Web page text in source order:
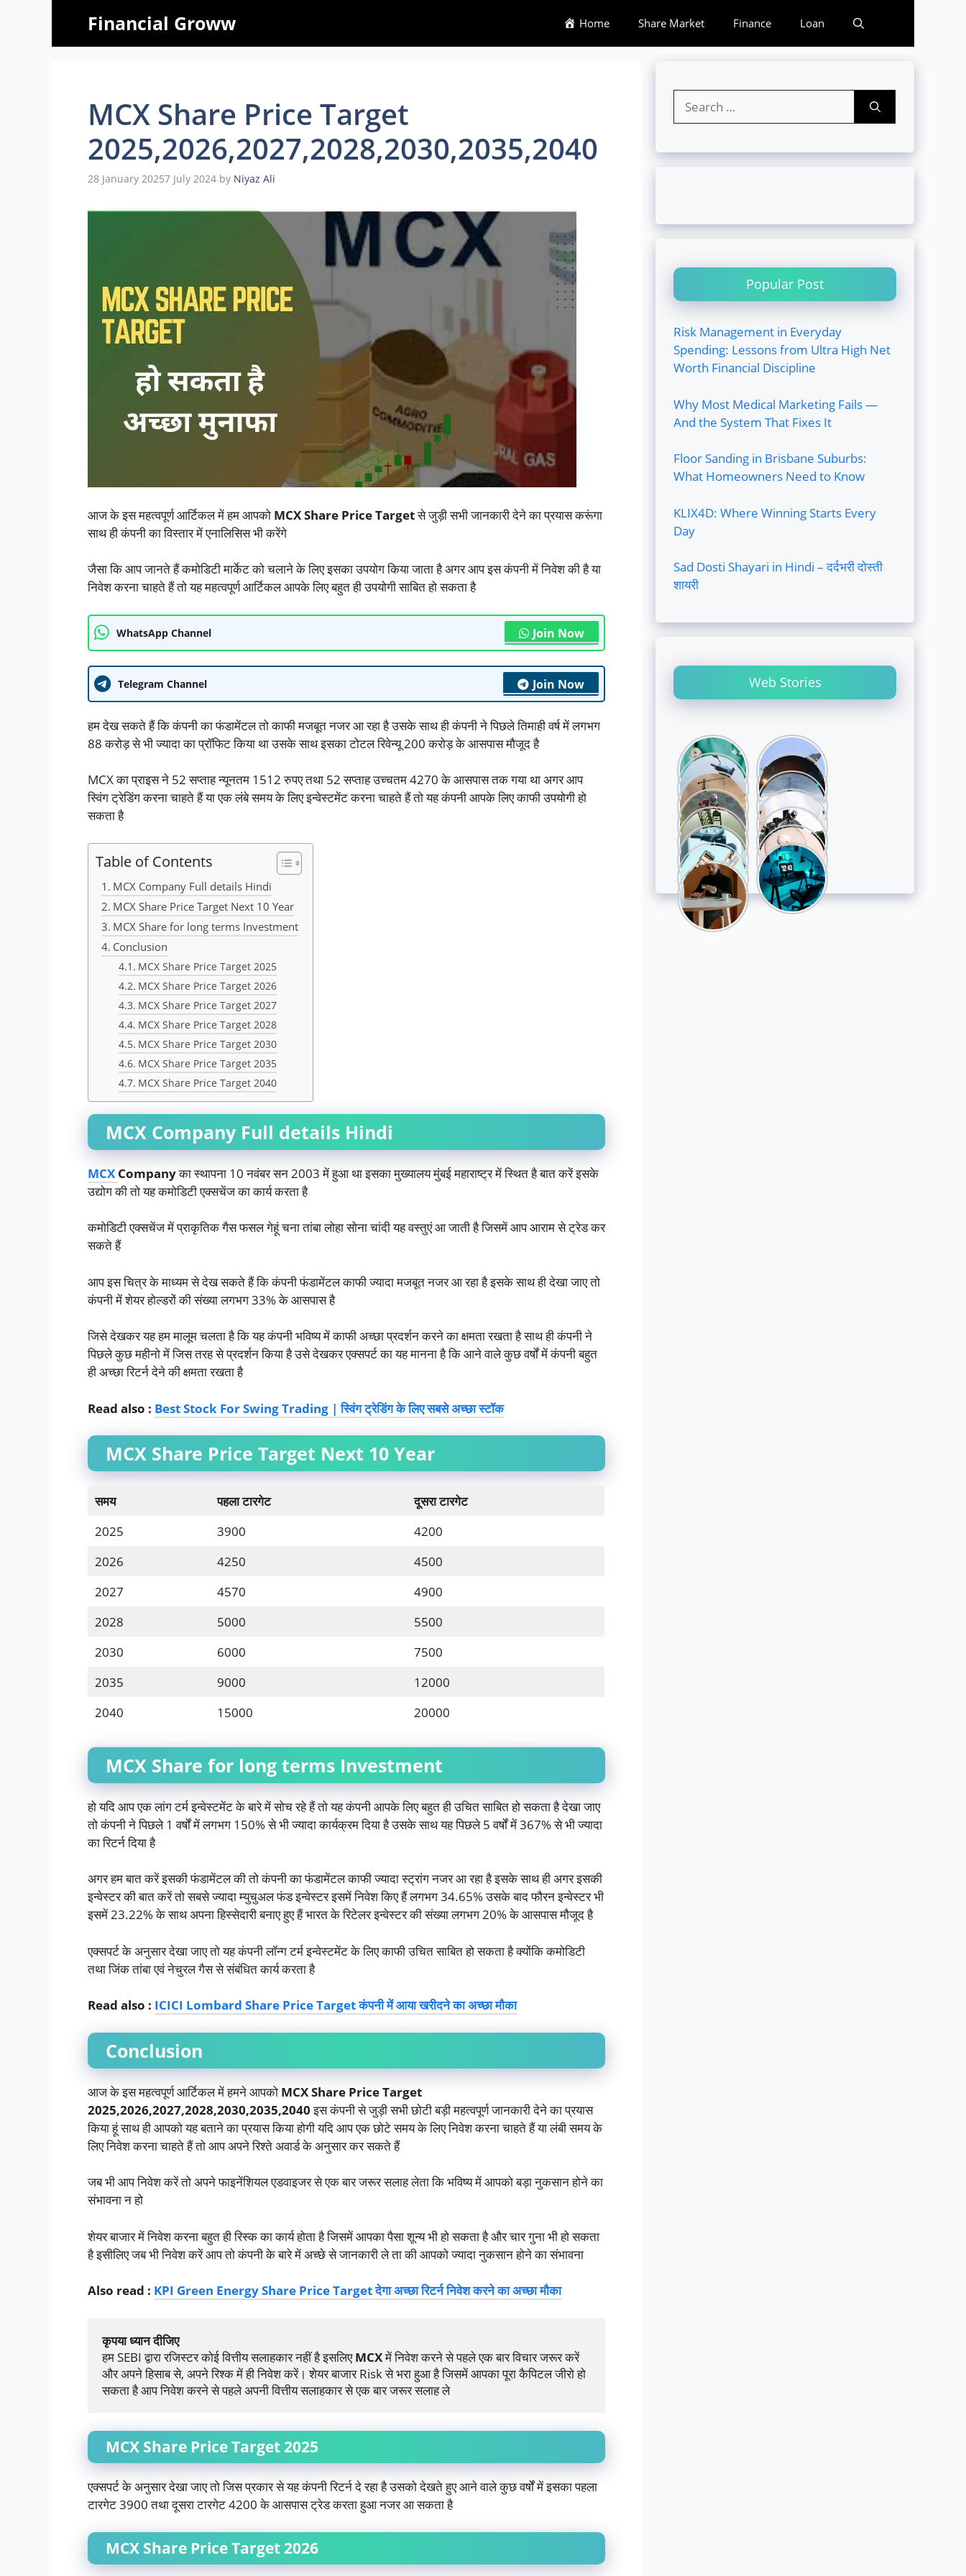
Financial Groww Home Share Market Finance Loan
MCX Share Price Target
2025,2026,2027,2028,2030,2035,2040
28 January 20257 July 2024 by Niyaz Ali
आज के इस महत्वपूर्ण आर्टिकल में हम आपको MCX Share Price Targetसे जुड़ी सभी जानकारी देने का प्रयास करूंगा
साथ ही कंपनी का विस्तार में एनालिसिस भी करेंगे
जैसा कि आप जानते हैं कमोडिटी मार्केट को चलाने के लिए इसका उपयोग किया जाता है अगर आप इस कंपनी में निवेश की है या
निवेश करना चाहते हैं तो यह महत्वपूर्ण आर्टिकल आपके लिए बहुत ही उपयोगी साबित हो सकता है
WhatsApp Channel Join Now
Telegram Channel Join Now
हम देख सकते हैं कि कंपनी का फंडामेंटल तो काफी मजबूत नजर आ रहा है उसके साथ ही कंपनी ने पिछले तिमाही वर्ष में लगभग
88 करोड़ से भी ज्यादा का प्रॉफिट किया था उसके साथ इसका टोटल रिवेन्यू 200 करोड़ के आसपास मौजूद है
MCX का प्राइस ने 52 सप्ताह न्यूनतम 1512 रुपए तथा 52 सप्ताह उच्चतम 4270 के आसपास तक गया था अगर आप
स्विंग ट्रेडिंग करना चाहते हैं या एक लंबे समय के लिए इन्वेस्टमेंट करना चाहते हैं तो यह कंपनी आपके लिए काफी उपयोगी हो
सकता है
Table of Contents
MCX Company Full details Hindi
MCX Share Price Target Next 10 Year
MCX Share for long terms Investment
Conclusion
MCX Share Price Target 2025
MCX Share Price Target 2026
MCX Share Price Target 2027
MCX Share Price Target 2028
MCX Share Price Target 2030
MCX Share Price Target 2035
MCX Share Price Target 2040
MCX Company Full details Hindi
MCX Companyका स्थापना 10 नवंबर सन 2003 में हुआ था इसका मुख्यालय मुंबई महाराष्ट्र में स्थित है बात करें इसके
उद्योग की तो यह कमोडिटी एक्सचेंज का कार्य करता है
कमोडिटी एक्सचेंज में प्राकृतिक गैस फसल गेहूं चना तांबा लोहा सोना चांदी यह वस्तुएं आ जाती है जिसमें आप आराम से ट्रेड कर
सकते हैं
आप इस चित्र के माध्यम से देख सकते हैं कि कंपनी फंडामेंटल काफी ज्यादा मजबूत नजर आ रहा है इसके साथ ही देखा जाए तो
कंपनी में शेयर होल्डरों की संख्या लगभग 33% के आसपास है
जिसे देखकर यह हम मालूम चलता है कि यह कंपनी भविष्य में काफी अच्छा प्रदर्शन करने का क्षमता रखता है साथ ही कंपनी ने
पिछले कुछ महीनो में जिस तरह से प्रदर्शन किया है उसे देखकर एक्सपर्ट का यह मानना है कि आने वाले कुछ वर्षों में कंपनी बहुत
ही अच्छा रिटर्न देने की क्षमता रखता है
Read also : Best Stock For Swing Trading | स्विंग ट्रेडिंग के लिए सबसे अच्छा स्टॉक
MCX Share Price Target Next 10 Year
समय पहला टारगेट
दूसरा टारगेट
2025
3900
4200
2026
4250
4500
2027
4570
4900
2028
5000
5500
2030
6000
7500
2035
9000
12000
2040
15000 20000
MCX Share for long terms Investment
हो यदि आप एक लांग टर्म इन्वेस्टमेंट के बारे में सोच रहे हैं तो यह कंपनी आपके लिए बहुत ही उचित साबित हो सकता है देखा जाए
तो कंपनी ने पिछले 1 वर्षों में लगभग 150% से भी ज्यादा कार्यक्रम दिया है उसके साथ यह पिछले 5 वर्षों में 367% से भी ज्यादा
का रिटर्न दिया है
अगर हम बात करें इसकी फंडामेंटल की तो कंपनी का फंडामेंटल काफी ज्यादा स्ट्रांग नजर आ रहा है इसके साथ ही अगर इसकी
इन्वेस्टर की बात करें तो सबसे ज्यादा म्युचुअल फंड इन्वेस्टर इसमें निवेश किए हैं लगभग 34.65% उसके बाद फौरन इन्वेस्टर भी
इसमें 23.22% के साथ अपना हिस्सेदारी बनाए हुए हैं भारत के रिटेलर इन्वेस्टर की संख्या लगभग 20% के आसपास मौजूद है
एक्सपर्ट के अनुसार देखा जाए तो यह कंपनी लॉन्ग टर्म इन्वेस्टमेंट के लिए काफी उचित साबित हो सकता है क्योंकि कमोडिटी
तथा जिंक तांबा एवं नेचुरल गैस से संबंधित कार्य करता है
Read also : ICICI Lombard Share Price Target कंपनी में आया खरीदने का अच्छा मौका
Conclusion
आज के इस महत्वपूर्ण आर्टिकल में हमने आपको MCX Share Price Target
2025,2026,2027,2028,2030,2035,2040इस कंपनी से जुड़ी सभी छोटी बड़ी महत्वपूर्ण जानकारी देने का प्रयास
किया हूं साथ ही आपको यह बताने का प्रयास किया होगी यदि आप एक छोटे समय के लिए निवेश करना चाहते हैं या लंबी समय के
लिए निवेश करना चाहते हैं तो आप अपने रिश्ते अवार्ड के अनुसार कर सकते हैं
जब भी आप निवेश करें तो अपने फाइनेंशियल एडवाइजर से एक बार जरूर सलाह लेता कि भविष्य में आपको बड़ा नुकसान होने का
संभावना न हो
शेयर बाजार में निवेश करना बहुत ही रिस्क का कार्य होता है जिसमें आपका पैसा शून्य भी हो सकता है और चार गुना भी हो सकता
है इसीलिए जब भी निवेश करें आप तो कंपनी के बारे में अच्छे से जानकारी ले ता की आपको ज्यादा नुकसान होने का संभावना
Also read : KPI Green Energy Share Price Target देगा अच्छा रिटर्न निवेश करने का अच्छा मौका
कृपया ध्यान दीजिए
हम SEBI द्वारा रजिस्टर कोई वित्तीय सलाहकार नहीं है इसलिए MCX में निवेश करने से पहले एक बार विचार जरूर करें
और अपने हिसाब से, अपने रिश्क में ही निवेश करें। शेयर बाजार Risk से भरा हुआ है जिसमें आपका पूरा कैपिटल जीरो हो
सकता है आप निवेश करने से पहले अपनी वित्तीय सलाहकार से एक बार जरूर सलाह ले
MCX Share Price Target 2025
एक्सपर्ट के अनुसार देखा जाए तो जिस प्रकार से यह कंपनी रिटर्न दे रहा है उसको देखते हुए आने वाले कुछ वर्षों में इसका पहला
टारगेट 3900 तथा दूसरा टारगेट 4200 के आसपास ट्रेड करता हुआ नजर आ सकता है
MCX Share Price Target 2026
for:
Popular Post
Risk Management in Everyday
Spending: Lessons from Ultra High Net
Worth Financial Discipline
Why Most Medical Marketing Fails —
And the System That Fixes It
Floor Sanding in Brisbane Suburbs:
What Homeowners Need to Know
KLIX4D: Where Winning Starts Every
Day
Sad Dosti Shayari in Hindi – दर्दभरी दोस्ती
शायरी
Web Stories